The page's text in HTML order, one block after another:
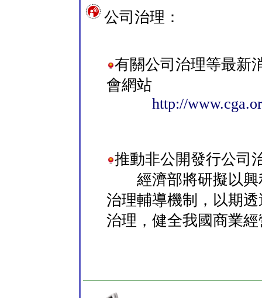
公司治理：
有關公司治理等最新
會網站
http://
推動非公開發行公司
經濟部將研擬以興
治理輔導機制，以期
治理，健全我國商業